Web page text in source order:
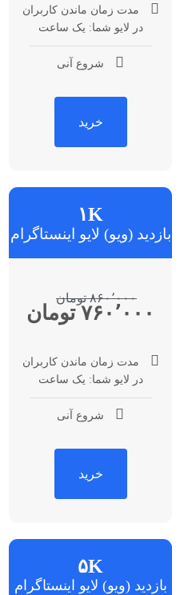
مدت زمان ماندن کاربران
در لایو شما: یک ساعت
شروع آنی
خرید
۱K
بازدید (ویو) لایو اینستاگرام
۸۶۰٬۰۰۰ تومان
۷۶۰٬۰۰۰ تومان
مدت زمان ماندن کاربران
در لایو شما: یک ساعت
شروع آنی
خرید
۵K
بازدید (ویو) لایو اینستاگرام